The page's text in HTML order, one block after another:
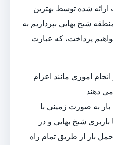
شده توسط بهترین
شیخ بهایی بپردازیم به
پرداخت، که عبارت
انجام اموری مانند اعزام
می دهند
بار به صورت زمینی با
شیخ بهایی و در
بار از طریق تمام راه